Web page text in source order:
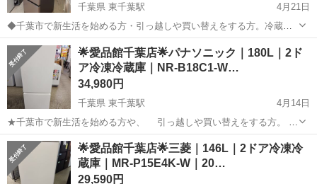
千葉県 東千葉駅
4月21日
◆千葉市で新生活を始める方・引っ越しや買い替えをする方。冷蔵庫
～洗濯機の在庫多数取り揃えております。単身用～ファミリー向け、
幅広く取り揃えております。ぜひ千葉市 リサイクルショップ愛品館千
葉店にご相談ください！ -----...
千葉 千葉市 東千葉駅 キッチン家電 自動
🌟愛品館千葉店🌟パナソニック｜180L｜2ド
ア冷凍冷蔵庫｜NR-B18C1-W…
34,980円
千葉県 東千葉駅
4月14日
★千葉市で新生活を始める方や、 引っ越しや買い替えをする方。
冷蔵庫～洗濯機の在庫多数取り揃えております。 単身用～ファミリ
ー向け、幅広く取り揃えております。 是非、千葉市リサイクルショ
ップ、 愛品館千葉...
千葉 千葉市 東千葉駅 キッチン家電 パナソニック
🌟愛品館千葉店🌟三菱｜146L｜2ドア冷凍冷
蔵庫｜MR-P15E4K-W｜20…
29,590円